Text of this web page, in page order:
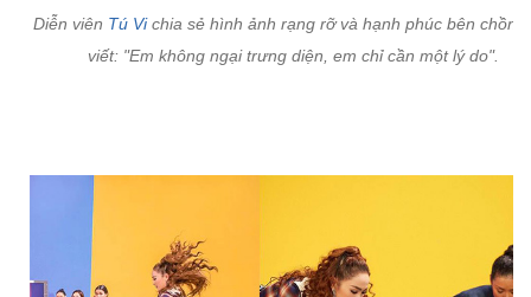
Diễn viên Tú Vichia sẻ hình ảnh rạng rỡ và hạnh phúc bên
viết: "Em không ngại trưng diện, em chỉ cần một lý do".